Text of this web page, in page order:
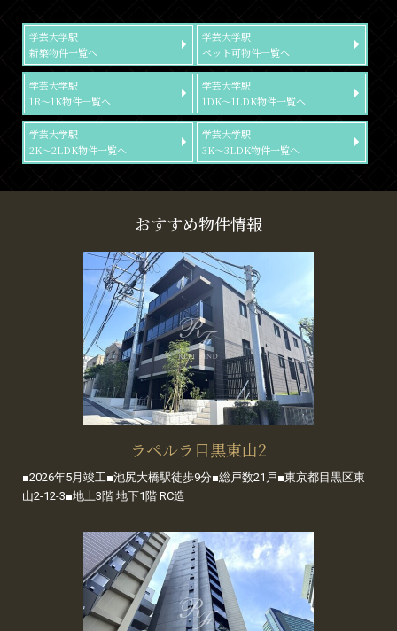
学芸大学駅
新築物件一覧へ
学芸大学駅
ペット可物件一覧へ
学芸大学駅
1R～1K物件一覧へ
学芸大学駅
1DK～1LDK物件一覧へ
学芸大学駅
2K～2LDK物件一覧へ
学芸大学駅
3K～3LDK物件一覧へ
おすすめ物件情報
ラペルラ目黒東山2
■2026年5月竣工■池尻大橋駅徒歩9分■総戸数21戸■東京都目黒区東
山2-12-3■地上3階 地下1階 RC造